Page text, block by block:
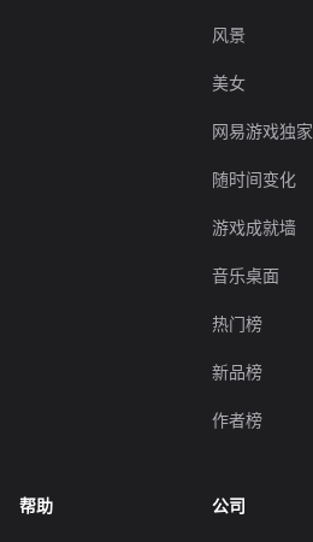
风景
美女
网易游戏独家
随时间变化
游戏成就墙
音乐桌面
热门榜
新品榜
作者榜
帮助 公司